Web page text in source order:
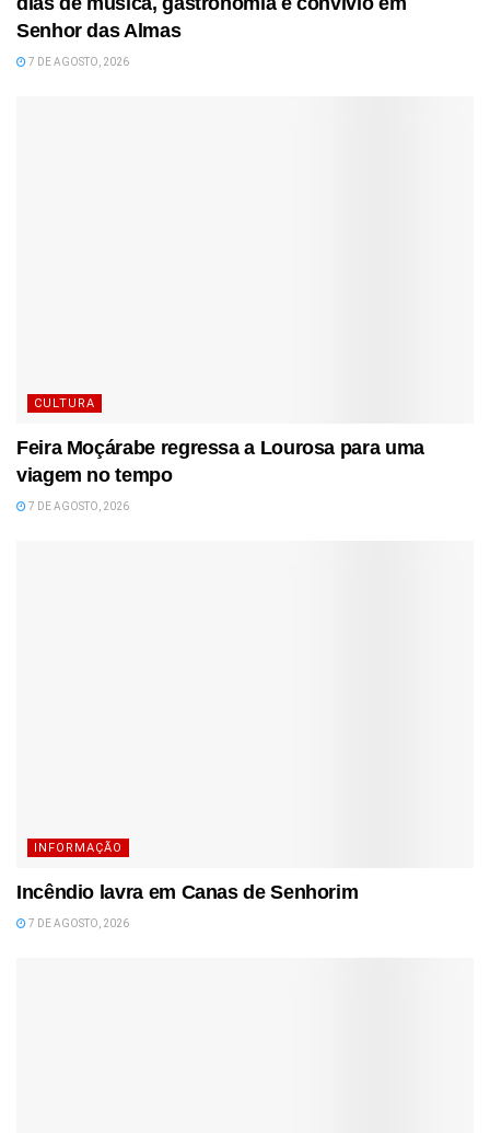
Senhor das Almas
7 DE AGOSTO, 2026
CULTURA
Feira Moçárabe regressa a Lourosa para uma
viagem no tempo
7 DE AGOSTO, 2026
INFORMAÇÃO
Incêndio lavra em Canas de Senhorim
7 DE AGOSTO, 2026